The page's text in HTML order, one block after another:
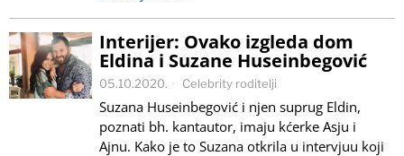
Interijer: Ovako izgleda dom
Eldina i Suzane Huseinbegović
05.10.2020. Celebrity roditelji
Suzana Huseinbegović i njen suprug Eldin,
poznati bh. kantautor, imaju kćerke Asju i
Ajnu. Kako je to Suzana otkrila u intervjuu koji